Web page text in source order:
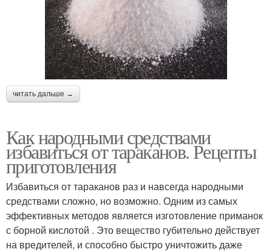
читать дальше →
Как народными средствами
избавиться от тараканов. Рецепты
приготовления
Избавиться от тараканов раз и навсегда народными
средствами сложно, но возможно. Одним из самых
эффективных методов является изготовление приманок
с борной кислотой . Это вещество губительно действует
на вредителей, и способно быстро уничтожить даже